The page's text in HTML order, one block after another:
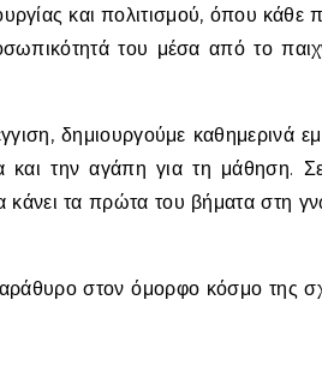
και πολιτισμού, όπου κάθε
του μέσα από το
δημιουργούμε καθημερινά
και την αγάπη για τη μάθηση.
κάνει τα πρώτα του βήματα στη
στον όμορφο κόσμο της